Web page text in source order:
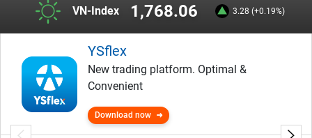
VN-Index 1,768.06 3.28 (+0.19%)
YSflex
New trading platform. Optimal &
Convenient
Download now